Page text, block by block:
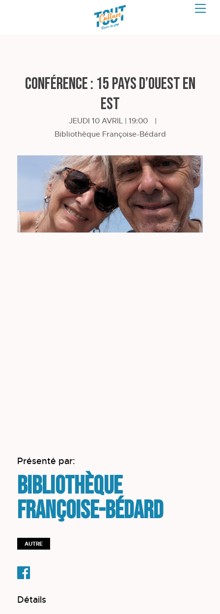
Conférence : 15 pays d’ouest en
est
JEUDI 10 AVRIL | 19:00
|
Bibliothèque Françoise-Bédard
Présenté par:
Bibliothèque
Françoise-Bédard
AUTRE
Détails